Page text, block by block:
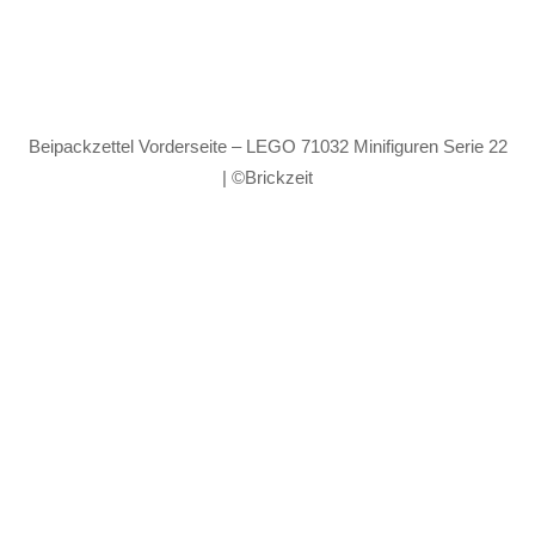
Beipackzettel Vorderseite – LEGO 71032 Minifiguren Serie 22
| ©Brickzeit